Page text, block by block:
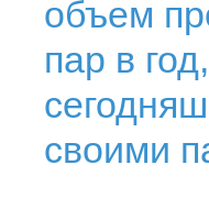
объем
пар в
своими